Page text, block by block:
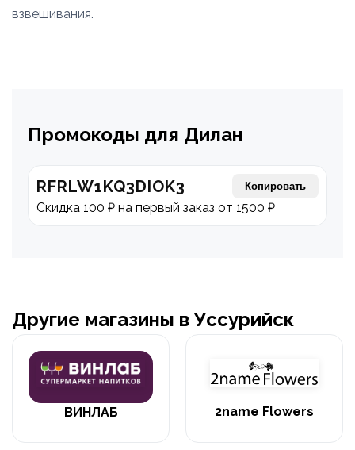
взвешивания.
Промокоды для Дилан
RFRLW1KQ3DIOK3 Копировать
Скидка 100 ₽ на первый заказ от 1500 ₽
Другие магазины в Уссурийск
ВИНЛАБ 2name Flowers